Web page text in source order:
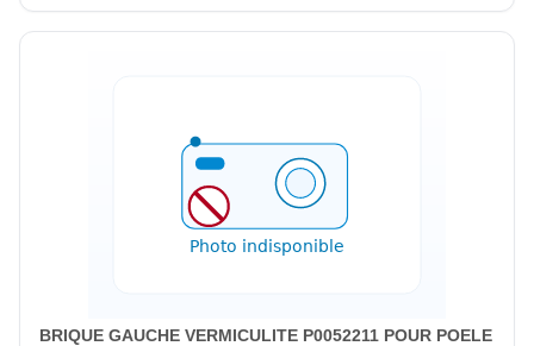
BRIQUE GAUCHE VERMICULITE P0052211 POUR POELE